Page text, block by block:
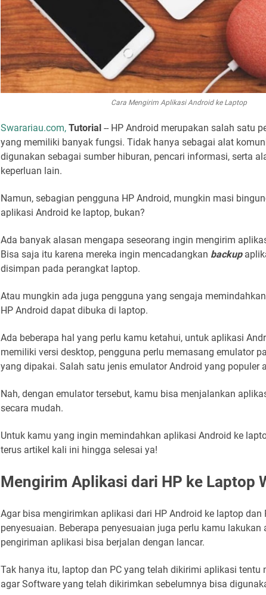
Cara Mengirim Aplikasi Android ke Laptop
Swarariau.com, Tutorial -- HP Android merupakan salah satu
yang memiliki banyak fungsi. Tidak hanya sebagai alat
digunakan sebagai sumber hiburan, pencari informasi, serta
keperluan lain.
Namun, sebagian pengguna HP Android, mungkin masi
aplikasi Android ke laptop, bukan?
Ada banyak alasan mengapa seseorang ingin mengirim
Bisa saja itu karena mereka ingin mencadangkan backup
disimpan pada perangkat laptop.
Atau mungkin ada juga pengguna yang sengaja
HP Android dapat dibuka di laptop.
Ada beberapa hal yang perlu kamu ketahui, untuk aplikasi
memiliki versi desktop, pengguna perlu memasang emulator
yang dipakai. Salah satu jenis emulator Android yang populer
Nah, dengan emulator tersebut, kamu bisa menjalankan
secara mudah.
Untuk kamu yang ingin memindahkan aplikasi Android ke
terus artikel kali ini hingga selesai ya!
Mengirim Aplikasi dari HP ke Laptop
Agar bisa mengirimkan aplikasi dari HP Android ke laptop dan
penyesuaian. Beberapa penyesuaian juga perlu kamu lakukan
pengiriman aplikasi bisa berjalan dengan lancar.
Tak hanya itu, laptop dan PC yang telah dikirimi aplikasi tentu
agar Software yang telah dikirimkan sebelumnya bisa